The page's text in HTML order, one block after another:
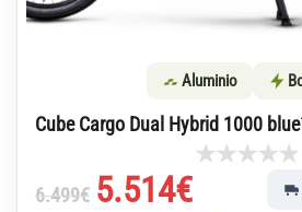
Aluminio
Cube Cargo Dual Hybrid 1000
6.499€
El
5.514€
El